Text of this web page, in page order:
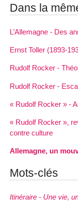
Dans la
L’Allemagne - Des
Ernst Toller (1893-
Rudolf Rocker -
Rudolf Rocker -
« Rudolf Rocker » -
« Rudolf Rocker »,
contre culture
Allemagne, un
Mots-clés
Itinéraire - Une vie,